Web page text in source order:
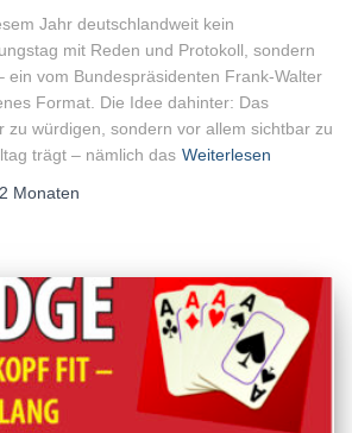
Jahr deutschlandweit kein
mit Reden und Protokoll, sondern
ein vom Bundespräsidenten Frank-Walter
Format. Die Idee dahinter: Das
zu würdigen, sondern vor allem sichtbar zu
trägt – nämlich das Weiterlesen
2 Monaten